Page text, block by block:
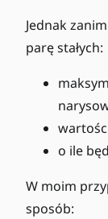
Jednak
parę stałych:
o ile
W moim
sposób: